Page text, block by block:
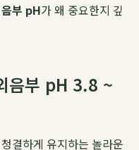
부 pH가 왜 중요한지 깊
음부 pH 3.8 ~
결하게 유지하는 놀라운